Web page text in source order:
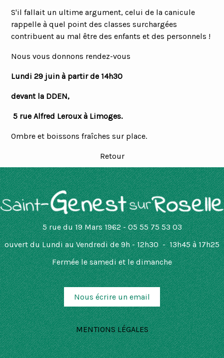
S'il fallait un ultime argument, celui de la canicule
rappelle à quel point des classes surchargées
contribuent au mal être des enfants et des personnels !
Nous vous donnons rendez-vous
Lundi 29 juin à partir de 14h30
devant la DDEN,
5 rue Alfred Leroux à Limoges.
Ombre et boissons fraîches sur place.
Retour
5 rue du 19 Mars 1962 - 05 55 75 53 03
ouvertdu Lundi au Vendredi de 9h - 12h30 - 13h45 à 17h25
Fermée le samedi et le dimanche
Nous écrire un email
MENTIONS LÉGALES